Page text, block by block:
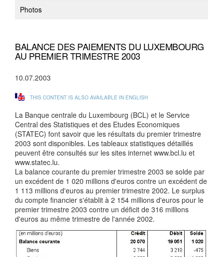
Photos
BALANCE DES PAIEMENTS DU LUXEMBOURG
AU PREMIER TRIMESTRE 2003
10.07.2003
THIS CONTENT IS ALSO AVAILABLE IN ENGLISH
La Banque centrale du Luxembourg (BCL) et le Service
Central des Statistiques et des Etudes Economiques
(STATEC) font savoir que les résultats du premier trimestre
2003 sont disponibles. Les tableaux statistiques détaillés
peuvent être consultés sur les sites internet www.bcl.lu et
www.statec.lu.
La balance courante du premier trimestre 2003 se solde par
un excédent de 1 020 millions d'euros contre un excédent de
1 113 millions d'euros au premier trimestre 2002. Le surplus
du compte financier s'établit à 2 154 millions d'euros pour le
premier trimestre 2003 contre un déficit de 316 millions
d'euros au même trimestre de l'année 2002.